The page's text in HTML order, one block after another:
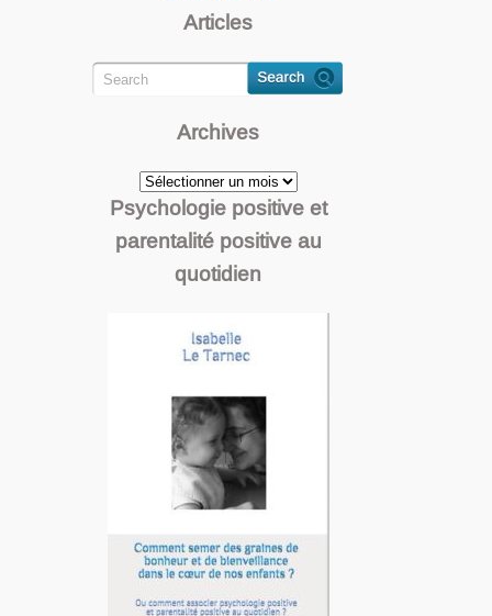
Articles
Archives
Archives
Psychologie positive et
parentalité positive au
quotidien